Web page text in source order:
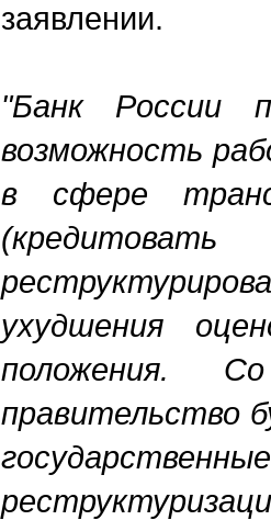
заявлении.
"Банк России
возможность
в сфере
ухудшения
положения.
правительство